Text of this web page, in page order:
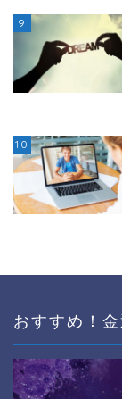
9
10
おすすめ！